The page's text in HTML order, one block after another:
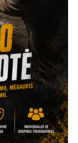
A
V
I
G
A
T